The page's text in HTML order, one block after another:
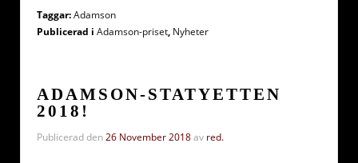
Taggar:Adamson
Publicerad i Adamson-priset, Nyheter
ADAMSON-STATYETTEN
2018!
Publicerad den26 November 2018av red.